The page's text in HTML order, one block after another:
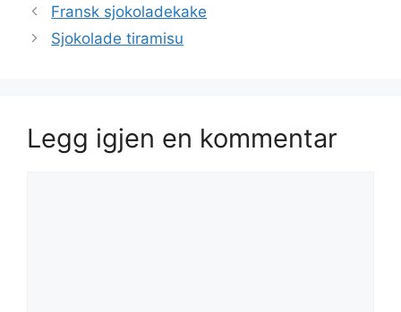
Fransk sjokoladekake
Sjokolade tiramisu
Legg igjen en kommentar